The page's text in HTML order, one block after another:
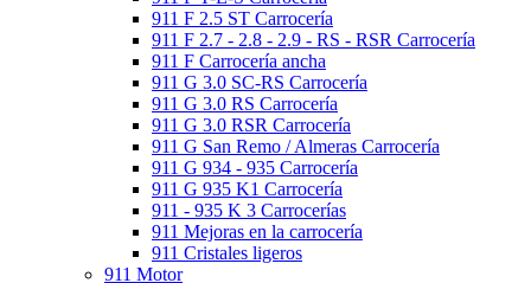
911 F 2.5 ST Carrocería
911 F 2.7 - 2.8 - 2.9 - RS - RSR Carrocería
911 F Carrocería ancha
911 G 3.0 SC-RS Carrocería
911 G 3.0 RS Carrocería
911 G 3.0 RSR Carrocería
911 G San Remo / Almeras Carrocería
911 G 934 - 935 Carrocería
911 G 935 K1 Carrocería
911 - 935 K 3 Carrocerías
911 Mejoras en la carrocería
911 Cristales ligeros
911 Motor